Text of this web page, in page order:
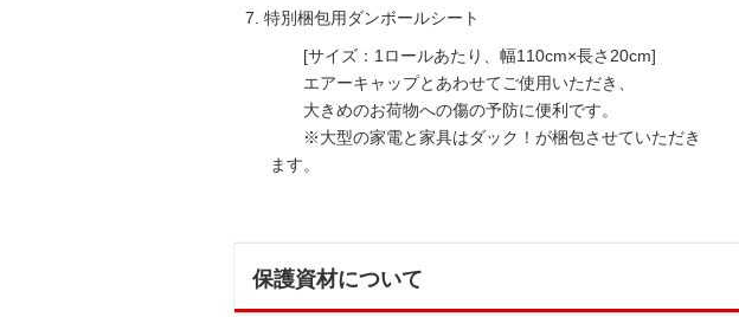
特別梱包用ダンボールシート
[サイズ：1ロールあたり、幅110cm×長さ20cm]
エアーキャップとあわせてご使用いただき、
大きめのお荷物への傷の予防に便利です。
※大型の家電と家具はダック！が梱包させていただき
ます。
保護資材について